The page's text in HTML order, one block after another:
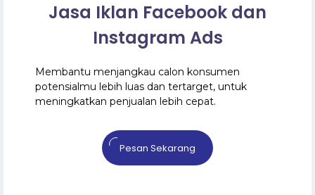
Jasa Iklan Facebook dan
Instagram Ads
Membantu menjangkau calon konsumen
potensialmu lebih luas dan tertarget, untuk
meningkatkan penjualan lebih cepat.
Pesan Sekarang